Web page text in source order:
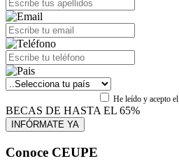
He leído y acepto el
BECAS DE HASTA EL 65%
Conoce CEUPE